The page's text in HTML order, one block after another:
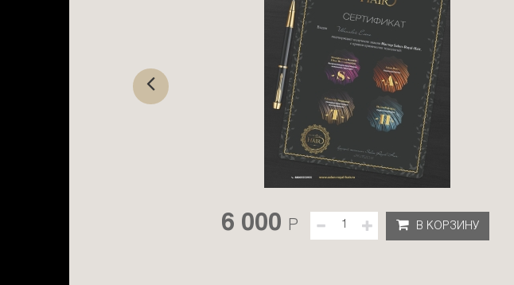
6 000 P В КОРЗИНУ